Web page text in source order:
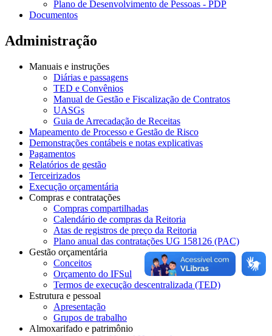
Plano de Desenvolvimento de Pessoas - PDP
Documentos
Administração
Manuais e instruções
Diárias e passagens
TED e Convênios
Manual de Gestão e Fiscalização de Contratos
UASGs
Guia de Arrecadação de Receitas
Mapeamento de Processo e Gestão de Risco
Demonstrações contábeis e notas explicativas
Pagamentos
Relatórios de gestão
Terceirizados
Execução orçamentária
Compras e contratações
Compras compartilhadas
Calendário de compras da Reitoria
Atas de registros de preço da Reitoria
Plano anual das contratações UG 158126 (PAC)
Gestão orçamentária
Conceitos
Orçamento do IFSul
Termos de execução descentralizada (TED)
Estrutura e pessoal
Apresentação
Grupos de trabalho
Almoxarifado e patrimônio